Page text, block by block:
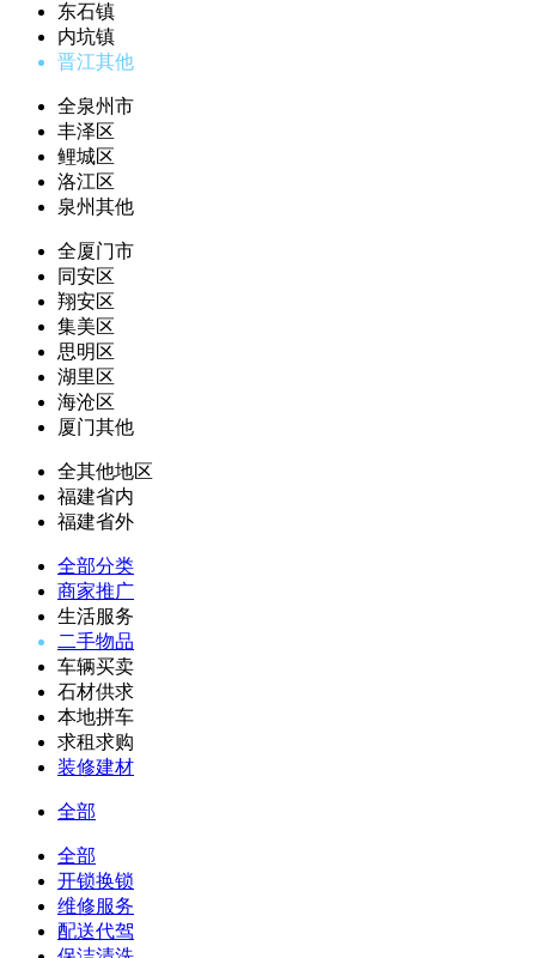
东石镇
内坑镇
晋江其他
全泉州市
丰泽区
鲤城区
洛江区
泉州其他
全厦门市
同安区
翔安区
集美区
思明区
湖里区
海沧区
厦门其他
全其他地区
福建省内
福建省外
全部分类
商家推广
生活服务
二手物品
车辆买卖
石材供求
本地拼车
求租求购
装修建材
全部
全部
开锁换锁
维修服务
配送代驾